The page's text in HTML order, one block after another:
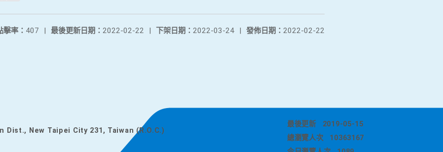
發佈日期： 2022-02-22
下架日期： 2022-03-24 |
最後更新日期： 2022-02-22 |
擊率： 407 |
Dist., New Taipei City 231, Taiwan (R.O.C.)
最後更新
2019-05-15
總瀏覽人次
10363167